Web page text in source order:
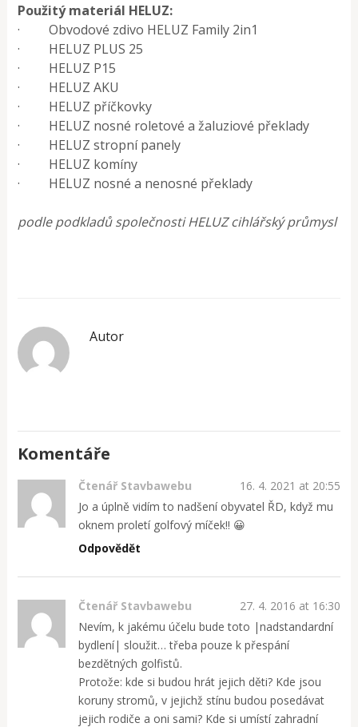
Použitý materiál HELUZ:
· Obvodové zdivo HELUZ Family 2in1
· HELUZ PLUS 25
· HELUZ P15
· HELUZ AKU
· HELUZ příčkovky
· HELUZ nosné roletové a žaluziové překlady
· HELUZ stropní panely
· HELUZ komíny
· HELUZ nosné a nenosné překlady
podle podkladů společnosti HELUZ cihlářský průmysl
Autor
Komentáře
Čtenář Stavbawebu
16. 4. 2021 at 20:55
Jo a úplně vidím to nadšení obyvatel ŘD, když mu
oknem proletí golfový míček!! 😀
Odpovědět
Čtenář Stavbawebu
27. 4. 2016 at 16:30
Nevím, k jakému účelu bude toto |nadstandardní
bydlení| sloužit… třeba pouze k přespání
bezdětných golfistů.
Protože: kde si budou hrát jejich děti? Kde jsou
koruny stromů, v jejichž stínu budou posedávat
jejich rodiče a oni sami? Kde si umístí zahradní